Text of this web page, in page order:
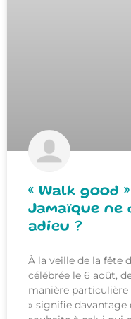
« Walk good
Jamaïque ne
adieu ?
À la veille de la fête
célébrée le 6 août,
manière particulière
» signifie davantage